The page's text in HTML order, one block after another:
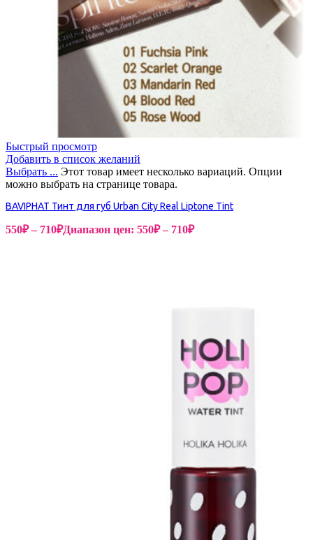
Быстрый просмотр
Добавить в список желаний
Выбрать ... Этот товар имеет несколько вариаций. Опции
можно выбрать на странице товара.
BAVIPHAT Тинт для губ Urban City Real Liptone Tint
550₽ – 710₽Диапазон цен: 550₽ – 710₽